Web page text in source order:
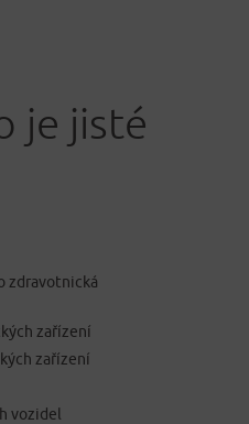
je jisté
zdravotnická
zařízení
zařízení
vozidel